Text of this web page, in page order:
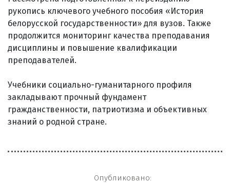
рукопись ключевого учебного пособия «История
белорусской государственности» для вузов. Также
продолжится мониторинг качества преподавания
дисциплины и повышение квалификации
преподавателей.
Учебники социально-гуманитарного профиля
закладывают прочный фундамент
гражданственности, патриотизма и объективных
знаний о родной стране.
Опубликовано: